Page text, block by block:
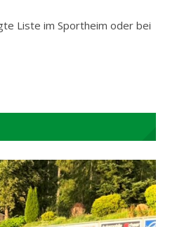
Liste im Sportheim oder bei